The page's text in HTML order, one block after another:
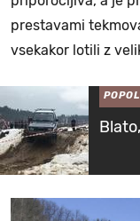
prestavami
vsekakor lotili z